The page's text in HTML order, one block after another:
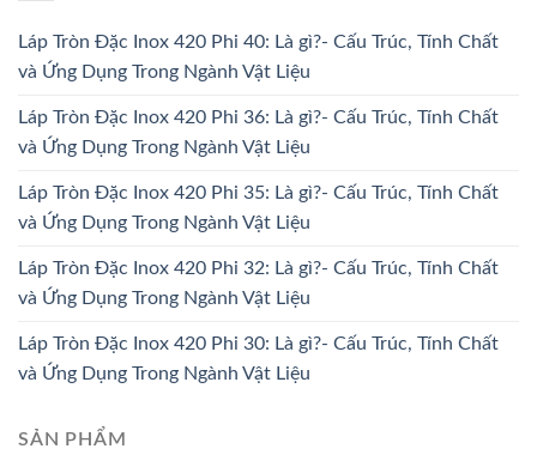
Láp Tròn Đặc Inox 420 Phi 40: Là gì?- Cấu Trúc, Tính Chất
và Ứng Dụng Trong Ngành Vật Liệu
Láp Tròn Đặc Inox 420 Phi 36: Là gì?- Cấu Trúc, Tính Chất
và Ứng Dụng Trong Ngành Vật Liệu
Láp Tròn Đặc Inox 420 Phi 35: Là gì?- Cấu Trúc, Tính Chất
và Ứng Dụng Trong Ngành Vật Liệu
Láp Tròn Đặc Inox 420 Phi 32: Là gì?- Cấu Trúc, Tính Chất
và Ứng Dụng Trong Ngành Vật Liệu
Láp Tròn Đặc Inox 420 Phi 30: Là gì?- Cấu Trúc, Tính Chất
và Ứng Dụng Trong Ngành Vật Liệu
SẢN PHẨM